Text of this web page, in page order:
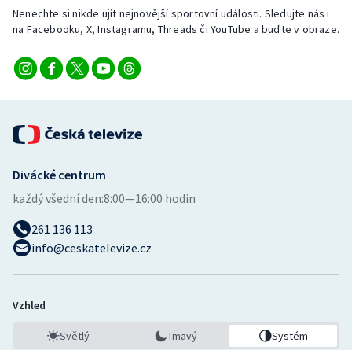
Veslování
Vodní slalom
Volejbal
Ostatní
Nenechte si nikde ujít nejnovější sportovní události. Sledujte nás i
na Facebooku, X, Instagramu, Threads či YouTube a buďte v obraze.
Divácké centrum
každý všední den:8:00—16:00 hodin
261 136 113
info@ceskatelevize.cz
Vzhled
Světlý Tmavý Systém